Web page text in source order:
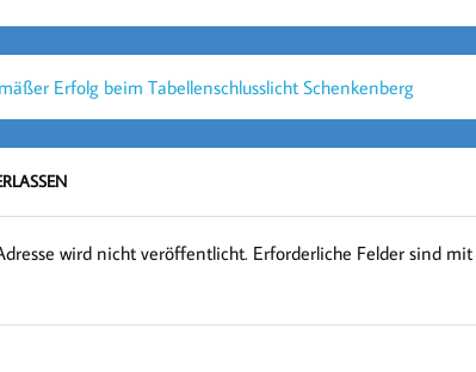
Erfolg beim Tabellenschlusslicht Schenkenberg
wird nicht veröffentlicht. Erforderliche Felder sind mit